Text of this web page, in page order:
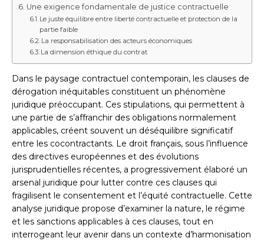
Une exigence fondamentale de justice contractuelle
Le juste équilibre entre liberté contractuelle et protection de la
partie faible
La responsabilisation des acteurs économiques
La dimension éthique du contrat
Dans le paysage contractuel contemporain, les clauses de
dérogation inéquitables constituent un phénomène
juridique préoccupant. Ces stipulations, qui permettent à
une partie de s’affranchir des obligations normalement
applicables, créent souvent un déséquilibre significatif
entre les cocontractants. Le droit français, sous l’influence
des directives européennes et des évolutions
jurisprudentielles récentes, a progressivement élaboré un
arsenal juridique pour lutter contre ces clauses qui
fragilisent le consentement et l’équité contractuelle. Cette
analyse juridique propose d’examiner la nature, le régime
et les sanctions applicables à ces clauses, tout en
interrogeant leur avenir dans un contexte d’harmonisation